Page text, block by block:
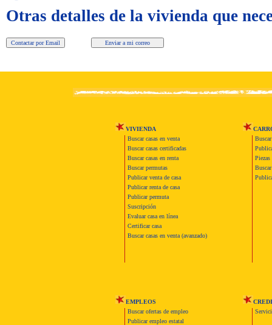
Otras detalles de la vivienda que
VIVIENDA
Buscar casas en venta
Buscar casas certificadas
Buscar casas en renta
Buscar permutas
Publicar venta de casa
Publicar renta de casa
Publicar permuta
Suscripción
Evaluar casa en línea
Certificar casa
Buscar casas en venta (avanzado)
Piezas
EMPLEOS
Buscar ofertas de empleo
Publicar empleo estatal